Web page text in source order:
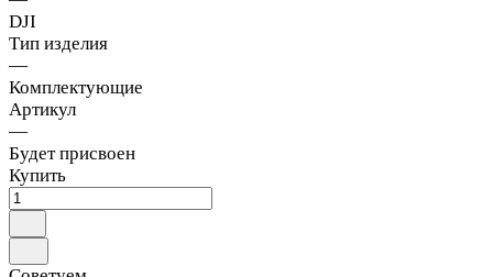
DJI
Тип изделия
—
Комплектующие
Артикул
—
Будет присвоен
Купить